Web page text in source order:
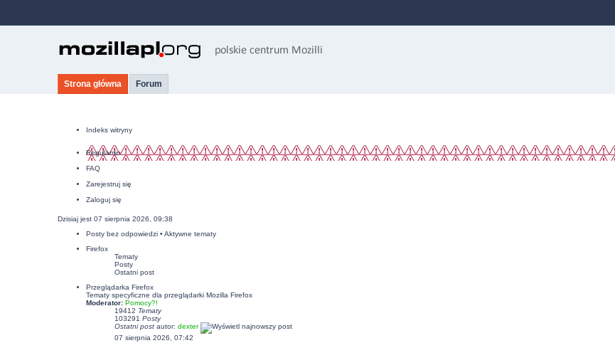
Strona główna Forum
Indeks witryny
Regulamin
FAQ
Zarejestruj się
Zaloguj się
Dzisiaj jest 07 sierpnia 2026, 09:38
Posty bez odpowiedzi• Aktywne tematy
Firefox
Tematy
Posty
Ostatni post
Przeglądarka Firefox
Tematy specyficzne dla przeglądarki Mozilla Firefox
Moderator: Pomocy?!
19412 Tematy
103291 Posty
Ostatni postautor: dexter
07 sierpnia 2026, 07:42